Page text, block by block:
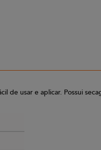
de usar e aplicar. Possui